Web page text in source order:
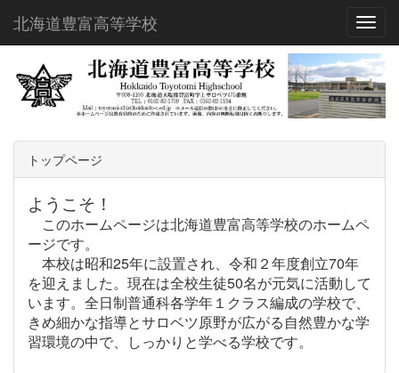
北海道豊富高等学校
トップページ
ようこそ！
このホームページは北海道豊富高等学校のホームペ
ージです。
本校は昭和25年に設置され、令和２年度創立70年
を迎えました。現在は全校生徒50名が元気に活動して
います。全日制普通科各学年１クラス編成の学校で、
きめ細かな指導とサロベツ原野が広がる自然豊かな学
習環境の中で、しっかりと学べる学校です。